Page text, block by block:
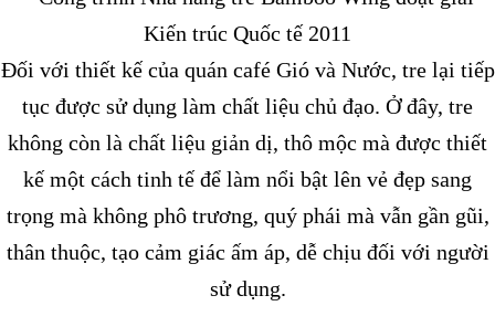
Đối với thiết kế của quán café Gió và Nước, tre lại tiếp
tục được sử dụng làm chất liệu chủ đạo. Ở đây, tre
không còn là chất liệu giản dị, thô mộc mà được thiết
kế một cách tinh tế để làm nổi bật lên vẻ đẹp sang
trọng mà không phô trương, quý phái mà vẫn gần gũi,
thân thuộc, tạo cảm giác ấm áp, dễ chịu đối với người
sử dụng.